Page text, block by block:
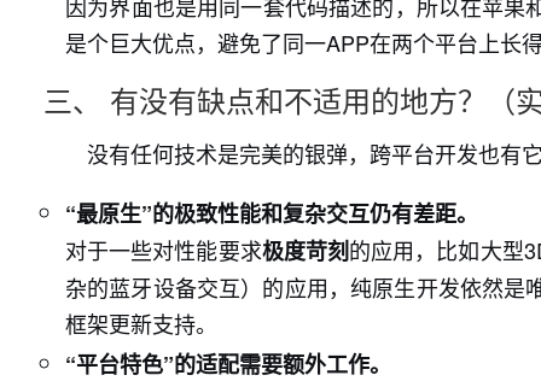
是个巨大优点，避免了同一APP在两个平台上长
三、 有没有缺点和不适用的地方？（
没有任何技术是完美的银弹，跨平台开发也有
“最原生”的极致性能和复杂交互仍有差距。
对于一些对性能要求极度苛刻的应用，比如大型
杂的蓝牙设备交互）的应用，纯原生开发依然
框架更新支持。
“平台特色”的适配需要额外工作。